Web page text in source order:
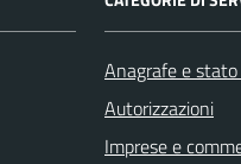
Anagrafe e
Autorizzazioni
Imprese e